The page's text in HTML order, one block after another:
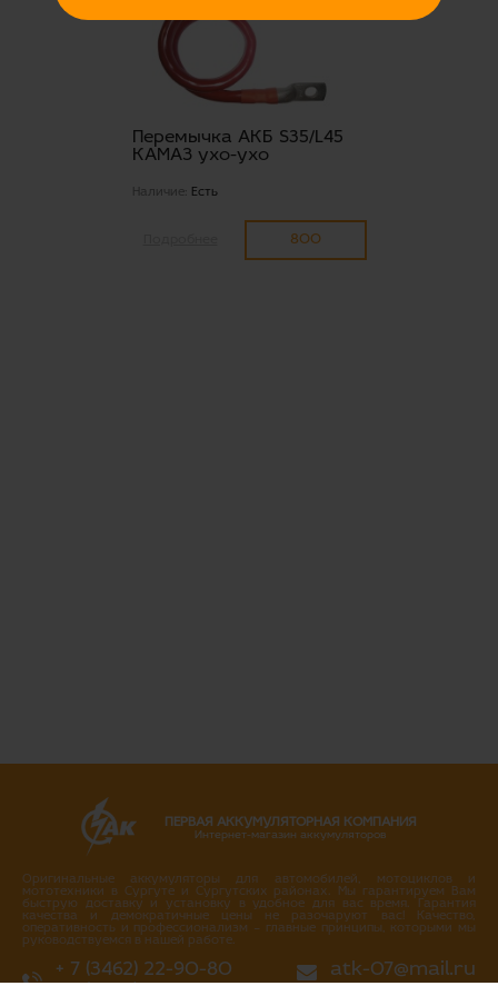
Перемычка АКБ S35/L45
КАМАЗ ухо-ухо
Наличие: Есть
800
ПЕРВАЯ АККУМУЛЯТОРНАЯ КОМПАНИЯ
Интернет-магазин аккумуляторов
Оригинальные аккумуляторы для автомобилей, мотоциклов и
мототехники в Сургуте и Сургутских районах. Мы гарантируем Вам
быструю доставку и установку в удобное для вас время. Гарантия
качества и демократичные цены не разочаруют вас! Качество,
оперативность и профессионализм – главные принципы, которыми мы
руководствуемся в нашей работе.
+ 7 (3462) 22-90-80
atk-07@mail.ru